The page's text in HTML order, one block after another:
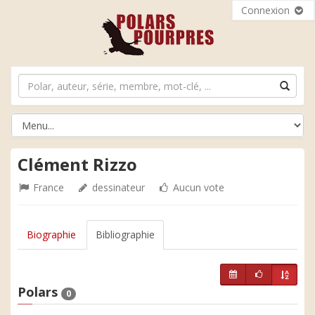
Connexion
Clément Rizzo
France dessinateur Aucun vote
Biographie Bibliographie
Polars 0